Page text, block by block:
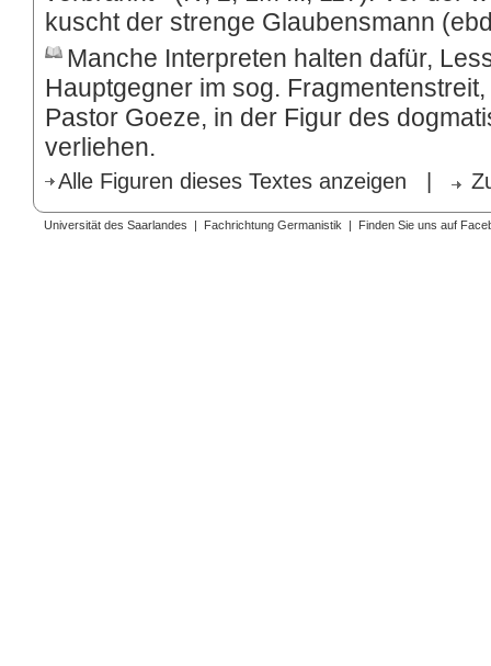
kuscht der strenge Glaubensmann
Manche Interpreten halten dafür,
Hauptgegner im sog.
Pastor Goeze, in der Figur des
verliehen.
Alle Figuren dieses Textes anzeigen
Universität des Saarlandes | Fachrichtung Germanistik | Finden Sie uns auf